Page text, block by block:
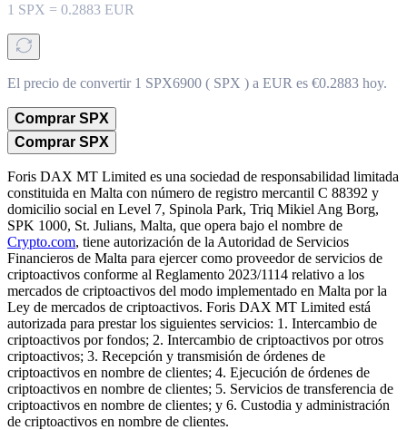
1 SPX = 0.2883 EUR
El precio de convertir 1 SPX6900 ( SPX ) a EUR es €0.2883 hoy.
Comprar SPX
Comprar SPX
Foris DAX MT Limited es una sociedad de responsabilidad limitada
constituida en Malta con número de registro mercantil C 88392 y
domicilio social en Level 7, Spinola Park, Triq Mikiel Ang Borg,
SPK 1000, St. Julians, Malta, que opera bajo el nombre de
Crypto.com, tiene autorización de la Autoridad de Servicios
Financieros de Malta para ejercer como proveedor de servicios de
criptoactivos conforme al Reglamento 2023/1114 relativo a los
mercados de criptoactivos del modo implementado en Malta por la
Ley de mercados de criptoactivos. Foris DAX MT Limited está
autorizada para prestar los siguientes servicios: 1. Intercambio de
criptoactivos por fondos; 2. Intercambio de criptoactivos por otros
criptoactivos; 3. Recepción y transmisión de órdenes de
criptoactivos en nombre de clientes; 4. Ejecución de órdenes de
criptoactivos en nombre de clientes; 5. Servicios de transferencia de
criptoactivos en nombre de clientes; y 6. Custodia y administración
de criptoactivos en nombre de clientes.